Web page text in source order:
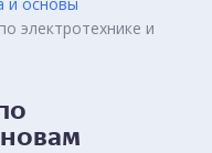
электротехнике и